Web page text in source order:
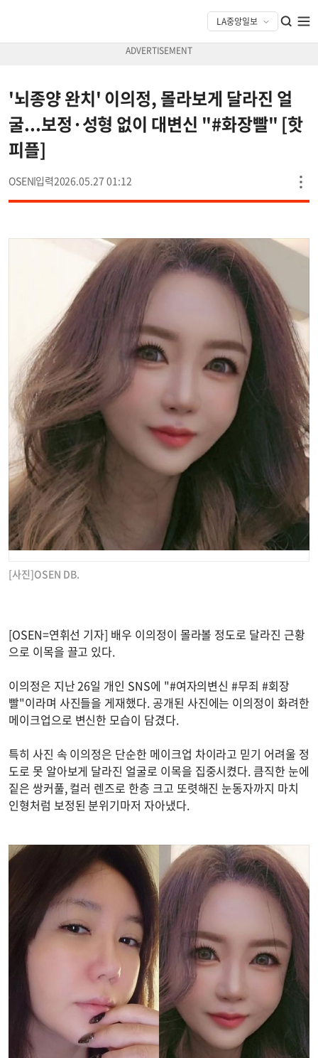
'뇌종양 완치' 이의정, 몰라보게 달라진 얼
굴...보정·성형 없이 대변신 "#화장빨" [핫
피플]
OSEN 2026.05.27 01:12
[사진]OSEN DB.
[OSEN=연휘선 기자] 배우 이의정이 몰라볼 정도로 달라진 근황
으로 이목을 끌고 있다.
이의정은 지난 26일 개인 SNS에 "#여자의변신 #무죄 #회장
빨"이라며 사진들을 게재했다. 공개된 사진에는 이의정이 화려한
메이크업으로 변신한 모습이 담겼다.
특히 사진 속 이의정은 단순한 메이크업 차이라고 믿기 어려울 정
도로 못 알아보게 달라진 얼굴로 이목을 집중시켰다. 큼직한 눈에
짙은 쌍커풀, 컬러 렌즈로 한층 크고 또렷해진 눈동자까지 마치
인형처럼 보정된 분위기마저 자아냈다.